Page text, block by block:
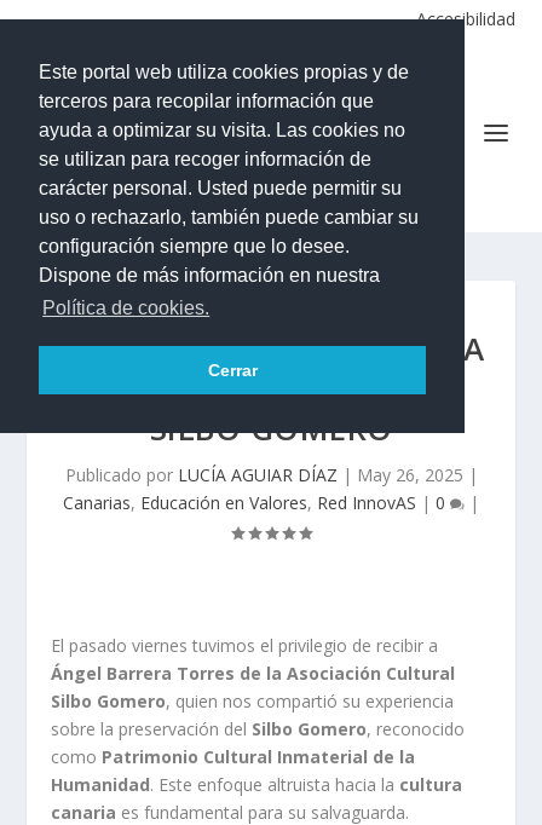
Este portal web utiliza cookies propias y de
terceros para recopilar información que
ayuda a optimizar su visita. Las cookies no
se utilizan para recoger información de
carácter personal. Usted puede permitir su
uso o rechazarlo, también puede cambiar su
configuración siempre que lo desee.
Dispone de más información en nuestra
Política de cookies.
Cerrar
Accesibilidad
CEO Hermano Pedro-Vilaflor
RECIBIMOS LA VISITA DE LA
ASOCIACIÓN CULTURA
SILBO GOMERO
Publicado por LUCÍA AGUIAR DÍAZ | May 26, 2025 |
Canarias, Educación en Valores, Red InnovAS | 0 |
El pasado viernes tuvimos el privilegio de recibir a
Ángel Barrera Torres de la Asociación Cultural
Silbo Gomero, quien nos compartió su experiencia
sobre la preservación del Silbo Gomero, reconocido
como Patrimonio Cultural Inmaterial de la
Humanidad. Este enfoque altruista hacia la cultura
canaria es fundamental para su salvaguarda.